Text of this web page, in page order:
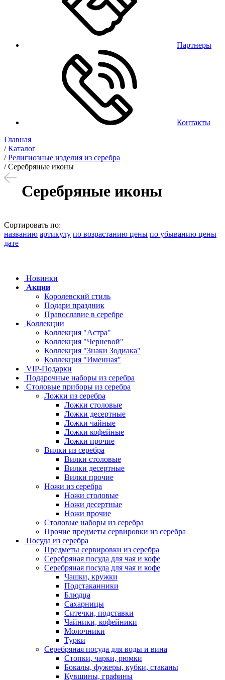
Партнеры
Контакты
Главная
/Каталог
/Религиозные изделия из серебра
/Серебряные иконы
Серебряные иконы
Сортировать по:
названию артикулу по возрастанию цены по убыванию цены
дате
Новинки
Акции
Королевский стиль
Подари праздник
Православие в серебре
Коллекции
Коллекция "Астра"
Коллекция "Черневой"
Коллекция "Знаки Зодиака"
Коллекция "Именная"
VIP-Подарки
Подарочные наборы из серебра
Столовые приборы из серебра
Ложки из серебра
Ложки столовые
Ложки десертные
Ложки чайные
Ложки кофейные
Ложки прочие
Вилки из серебра
Вилки столовые
Вилки десертные
Вилки прочие
Ножи из серебра
Ножи столовые
Ножи десертные
Ножи прочие
Столовые наборы из серебра
Прочие предметы сервировки из серебра
Посуда из серебра
Предметы сервировки из серебра
Серебряная посуда для чая и кофе
Серебряная посуда для чая и кофе
Чашки, кружки
Подстаканники
Блюдца
Сахарницы
Ситечки, подставки
Чайники, кофейники
Молочники
Турки
Серебряная посуда для воды и вина
Стопки, чарки, рюмки
Бокалы, фужеры, кубки, стаканы
Кувшины, графины